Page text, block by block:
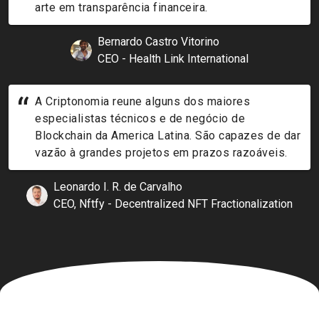
arte em transparência financeira.
Bernardo Castro Vitorino
CEO - Health Link International
“ A Criptonomia reune alguns dos maiores
especialistas técnicos e de negócio de
Blockchain da America Latina. São capazes de dar
vazão à grandes projetos em prazos razoáveis.
Leonardo I. R. de Carvalho
CEO, Nftfy - Decentralized NFT Fractionalization